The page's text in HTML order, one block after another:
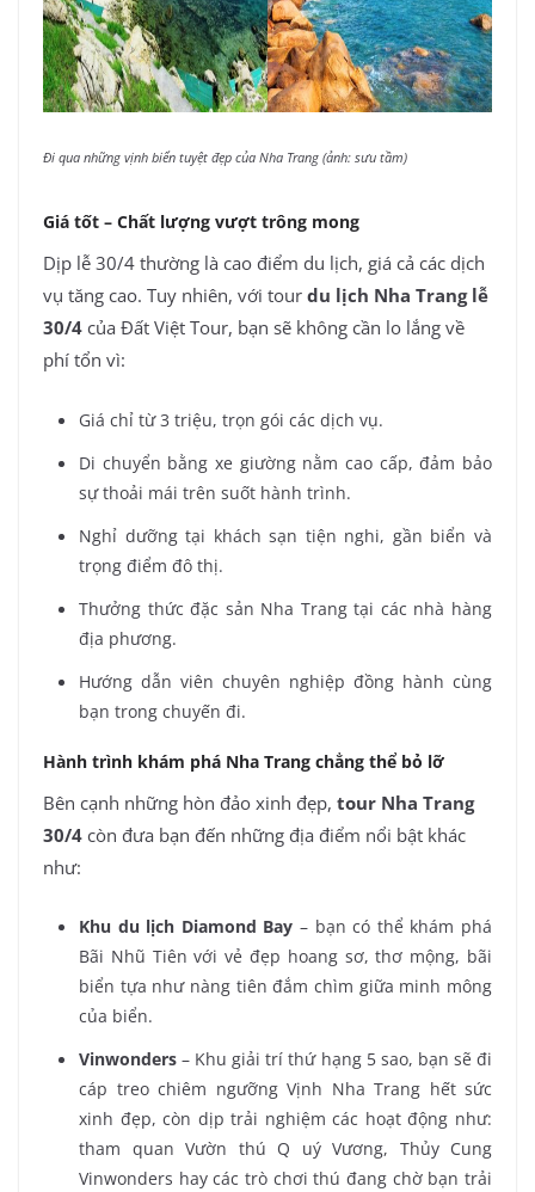
Đi qua những vịnh biển tuyệt đẹp của Nha Trang (ảnh: sưu tầm)
Giá tốt – Chất lượng vượt trông mong
Dịp lễ 30/4 thường là cao điểm du lịch, giá cả các dịch
vụ tăng cao. Tuy nhiên, với tour du lịch Nha Trang lễ
30/4 của Đất Việt Tour, bạn sẽ không cần lo lắng về
phí tổn vì:
Giá chỉ từ 3 triệu, trọn gói các dịch vụ.
Di chuyển bằng xe giường nằm cao cấp, đảm bảo
sự thoải mái trên suốt hành trình.
Nghỉ dưỡng tại khách sạn tiện nghi, gần biển và
trọng điểm đô thị.
Thưởng thức đặc sản Nha Trang tại các nhà hàng
địa phương.
Hướng dẫn viên chuyên nghiệp đồng hành cùng
bạn trong chuyến đi.
Hành trình khám phá Nha Trang chẳng thể bỏ lỡ
Bên cạnh những hòn đảo xinh đẹp, tour Nha Trang
30/4 còn đưa bạn đến những địa điểm nổi bật khác
như:
Khu du lịch Diamond Bay – bạn có thể khám phá
Bãi Nhũ Tiên với vẻ đẹp hoang sơ, thơ mộng, bãi
biển tựa như nàng tiên đắm chìm giữa minh mông
của biển.
Vinwonders – Khu giải trí thứ hạng 5 sao, bạn sẽ đi
cáp treo chiêm ngưỡng Vịnh Nha Trang hết sức
xinh đẹp, còn dịp trải nghiệm các hoạt động như:
tham quan Vườn thú Q uý Vương, Thủy Cung
Vinwonders hay các trò chơi thú đang chờ bạn trải